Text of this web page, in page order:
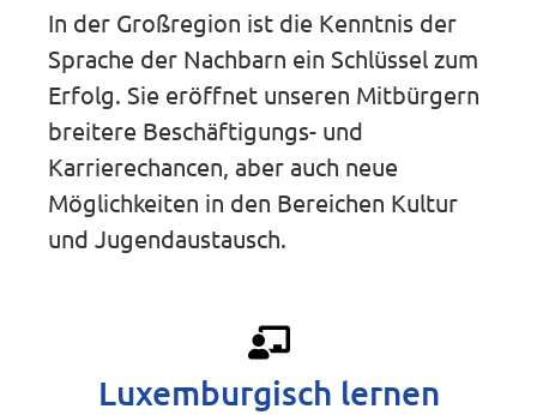
In der Großregion ist die Kenntnis der
Sprache der Nachbarn ein Schlüssel zum
Erfolg. Sie eröffnet unseren Mitbürgern
breitere Beschäftigungs- und
Karrierechancen, aber auch neue
Möglichkeiten in den Bereichen Kultur
und Jugendaustausch.
Luxemburgisch lernen